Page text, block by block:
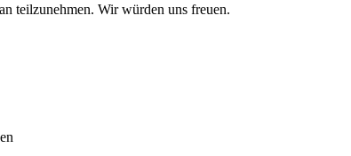
teilzunehmen. Wir würden uns freuen.